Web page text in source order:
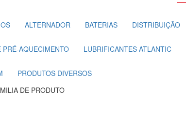
ALTERNADOR BATERIAS DISTRIBUIÇÃO
PRÉ-AQUECIMENTO LUBRIFICANTES ATLANTIC
PRODUTOS DIVERSOS
DE PRODUTO